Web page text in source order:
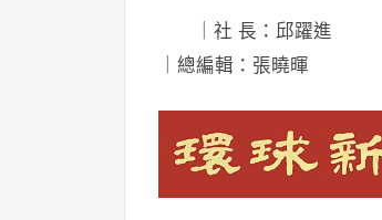
｜社 長：邱躍進
｜總編輯：張曉暉